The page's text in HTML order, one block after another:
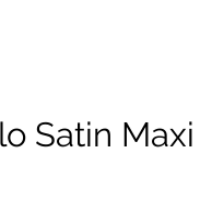
Satin Maxi